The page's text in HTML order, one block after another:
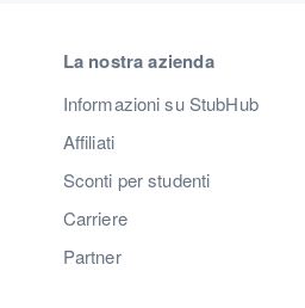
La nostra azienda
Informazioni su StubHub
Affiliati
Sconti per studenti
Carriere
Partner